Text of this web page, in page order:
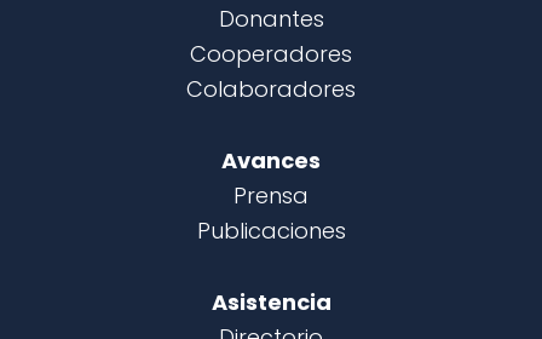
Donantes
Cooperadores
Colaboradores
Avances
Prensa
Publicaciones
Asistencia